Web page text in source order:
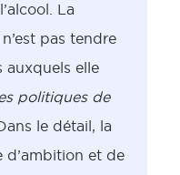
La
pas tendre
auxquels elle
politiques de
Dans le détail, la
d’ambition et de